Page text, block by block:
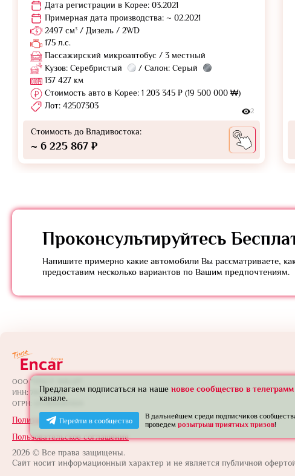
Дата регистрации в Корее: 03.2021
Примерная дата производства: ~ 02.2021
2497 см³ / Дизель / 2WD
175 л.с.
Пассажирский микроавтобус / 3 местный
Кузов: Серебристый
/ Салон: Серый
137 427 км
Стоимость авто в Корее: 1 203 345 ₽ (19 500 000 ₩)
Лот: 42507303
2
Стоимость до Владивостока:
~ 6 225 867 ₽
Проконсультируйтесь
Напишите примерно какие автомобили Вы рассматриваете,
предоставим несколько вариантов по Вашим предпочтениям.
ООО "ТРАСТ ЭНКАР"
ИНН: 7801739565
ОГРН: 1257800005924
Политика конфиденциальности
Пользовательское соглашение
2026 © Все права защищены.
Сайт носит информационный характер и не является публичной
Предлагаем подписаться на наше новое сообщество в телеграмм
канале.
Перейти в сообщество
В дальнейшем среди подписчиков
проведем розыгрыш приятных призов!